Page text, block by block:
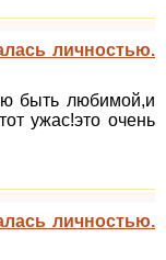
личностью.
быть любимой,и
ужас!это очень
личностью.